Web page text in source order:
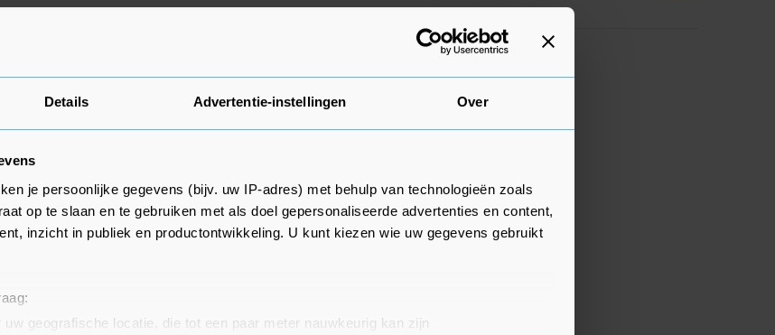
Details Advertentie-instellingen Over
je persoonlijke gegevens (bijv. uw IP-adres) met behulp van technologieën zoals
op te slaan en te gebruiken met als doel gepersonaliseerde advertenties en content,
inzicht in publiek en productontwikkeling. U kunt kiezen wie uw gegevens gebruikt
geografische locatie, die tot een paar meter nauwkeurig kan zijn
dat heel succesvol
van onder anderen Van
drie ritzeges. "We
de rug tot zover, dus we
gaat", zei Van der